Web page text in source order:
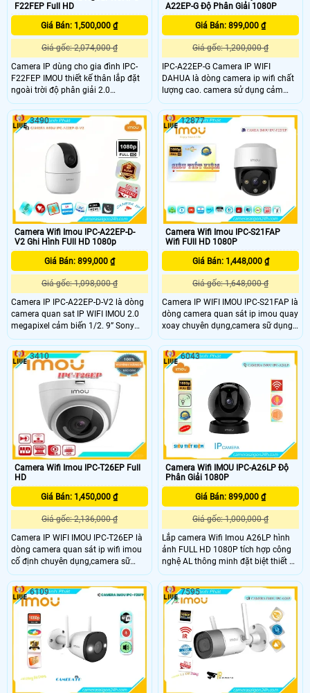
F22FEP Full HD
Giá Bán: 1,500,000 ₫
Giá gốc: 2,074,000 ₫
Camera IP dùng cho gia đình IPC-
F22FEP IMOU thiết kế thân lắp đặt
ngoài trời độ phân giải 2.0
megapixel. Tầm quan sát xa 30m
với công nghệ hồng ngoại thông
minh cùng các tính năng thông
minh khác, làm tăng khả năng quan
A22EP-G Độ Phân Giải 1080P
Giá Bán: 899,000 ₫
Giá gốc: 1,200,000 ₫
IPC-A22EP-G Camera IP WIFI
DAHUA là dòng camera ip wifi chất
lượng cao. camera sử dụng cảm
biến hình ảnh,Độ phân giải
2Megapixel CMOS 1/2. 11b/g/n) hỗ
trợ P2P,Sản phẩm là dòng camera
quan sat chất lương cao giá rẻ
chuyên dụng,phù hợp cho văn
phòng,cửa hàng,siêu thị,
Camera Wifi Imou IPC-A22EP-D-
V2 Ghi Hình FUll HD 1080p
Giá Bán: 899,000 ₫
Giá gốc: 1,098,000 ₫
Camera IP IPC-A22EP-D-V2 là dòng
camera quan sat IP WIFI IMOU 2.0
megapixel cảm biến 1/2. 9” Sony
NIR,
25/30fps@2.0Mp(1920×1080),Chống
ngược sáng DWDR, chế độ ngày
đêm(ICR), tự động cân bằng trắng
(AWB),Tự động bù sáng (AGC),
Chống nhiễu (3D-DNR)
3490
Camera Wifi Imou IPC-S21FAP
Wifi FUll HD 1080P
Giá Bán: 1,448,000 ₫
Giá gốc: 1,648,000 ₫
Camera IP WIFI IMOU IPC-S21FAP là
dòng camera quan sát ip imou quay
xoay chuyên dụng,camera sữ dụng
cảm biến hình ảnh 2.0 megapixel
cảm biến CMOS kích thước 1/2. 9”,
20fps@2.0M(1920x1080),Ống kính
cố định 3
12877
Camera Wifi Imou IPC-T26EP Full
HD
Giá Bán: 1,450,000 ₫
Giá gốc: 2,136,000 ₫
Camera IP WIFI IMOU IPC-T26EP là
dòng camera quan sát ip wifi imou
cố định chuyên dụng,camera sữ
dụng cảm biến hình ảnh 2.0
megapixel cảm biến Sony SNR1s
kích thước 1/2. 7,
25/30fps@2.0MP(1920x1080),Hỗ
trợ Chuẩn nén H
3410
Camera Wifi IMOU IPC-A26LP Độ
Phân Giải 1080P
Giá Bán: 899,000 ₫
Giá gốc: 1,000,000 ₫
Lắp camera Wifi Imou A26LP hình
ảnh FULL HD 1080P tích hợp công
nghệ AL thông minh đặt biệt thiết kế
khác biệt nhỏ gọn và tinh tế phù
hợp lắp camera wifi văn phòng gia
đình mỹ thuật cao. Camera Wifi
Imou A26LP tích hợp công nghệ
tracking bắt hình theo chuyển động
xoay 360 phù hợp văn phòng đại
sảnh
6043
6109 7595